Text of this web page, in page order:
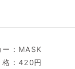
： MASK
：420円